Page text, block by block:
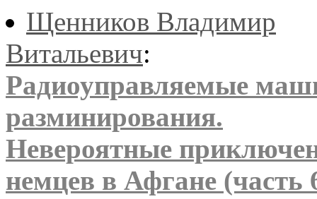
Щенников Владимир
Витальевич:
Радиоуправляемые
разминирования.
Невероятные
немцев в Афгане (часть